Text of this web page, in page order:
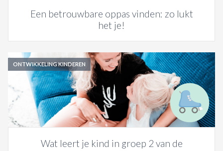
Een betrouwbare oppas vinden: zo lukt
het je!
ONTWIKKELING KINDEREN
Wat leert je kind in groep 2 van de